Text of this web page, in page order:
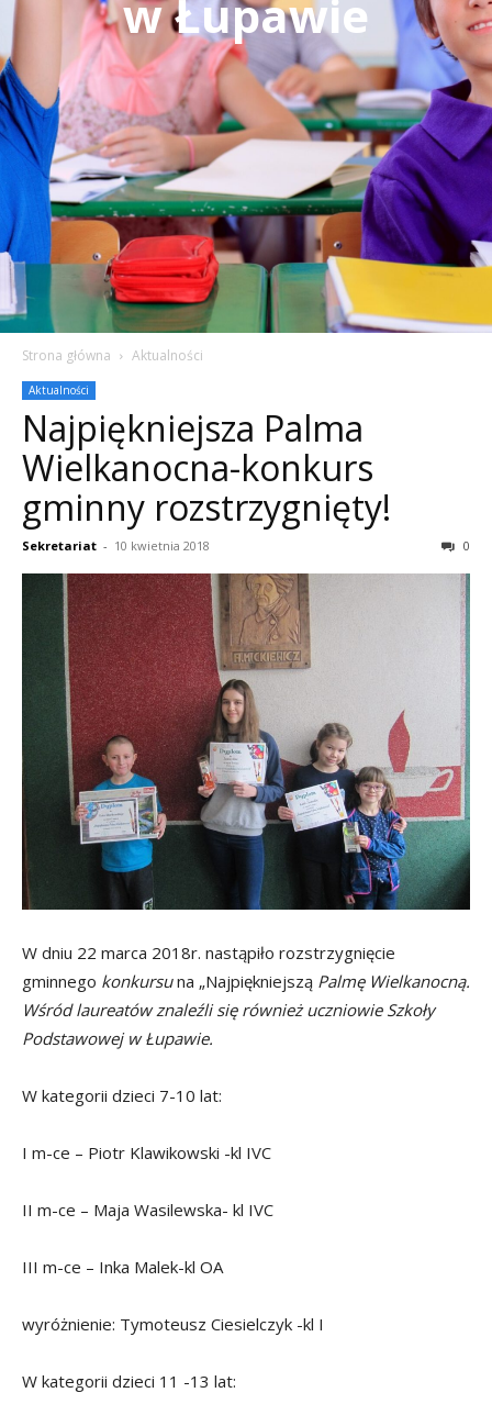
w Łupawie
Strona główna Aktualności
Aktualności
Najpiękniejsza Palma
Wielkanocna-konkurs
gminny rozstrzygnięty!
Sekretariat - 10 kwietnia 2018 0
W dniu 22 marca 2018r. nastąpiło rozstrzygnięcie
gminnego konkursuna „Najpiękniejszą Palmę Wielkanocną.
Wśród laureatów znaleźli się również uczniowie Szkoły
Podstawowej w Łupawie.
W kategorii dzieci 7-10 lat:
I m-ce – Piotr Klawikowski -kl IVC
II m-ce – Maja Wasilewska- kl IVC
III m-ce – Inka Malek-kl OA
wyróżnienie: Tymoteusz Ciesielczyk -kl I
W kategorii dzieci 11 -13 lat: